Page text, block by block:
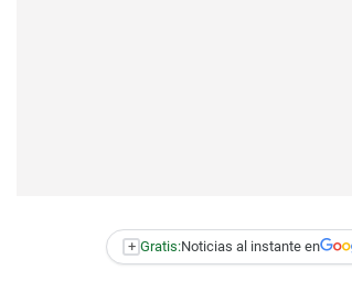
+ Gratis:Noticias al instante en